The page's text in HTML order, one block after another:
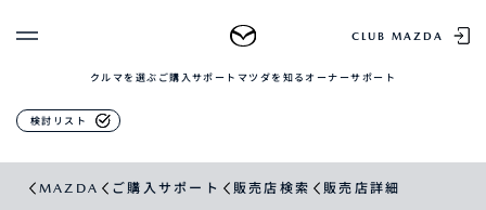
CLUB MAZDA
クルマを選ぶ ご購入サポート マツダを知る オーナーサポート
検討リスト
新規会員登録
QRコード
販売店検索
MAZDA ご購入サポート 販売店検索 販売店詳細